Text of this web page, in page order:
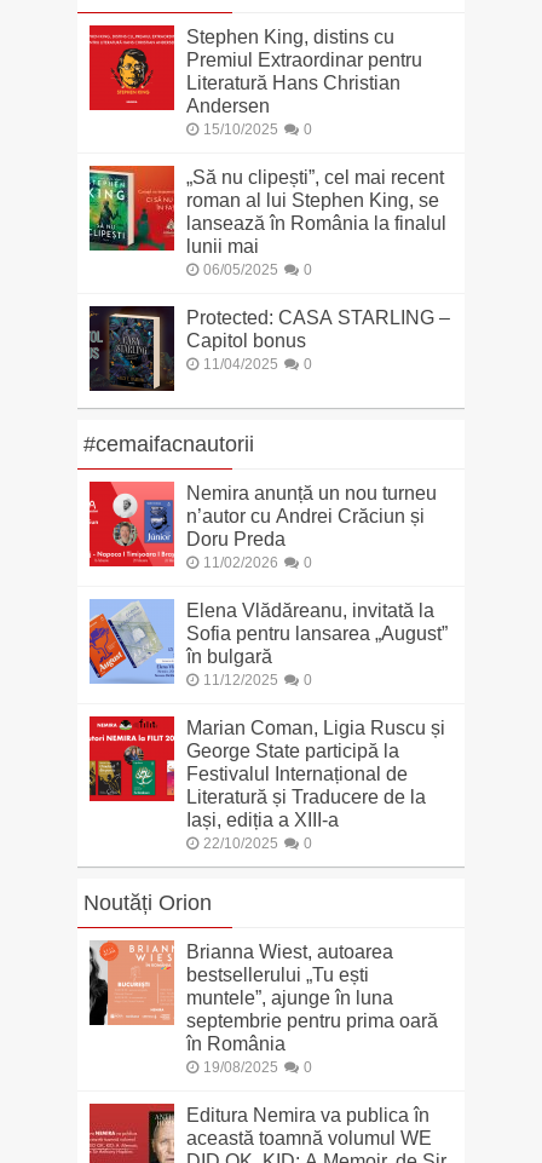
Stephen King, distins cu
Premiul Extraordinar pentru
Literatură Hans Christian
Andersen
15/10/2025 0
„Să nu clipești”, cel mai recent
roman al lui Stephen King, se
lansează în România la finalul
lunii mai
06/05/2025 0
Protected: CASA STARLING –
Capitol bonus
11/04/2025 0
#cemaifacnautorii
Nemira anunță un nou turneu
n’autor cu Andrei Crăciun și
Doru Preda
11/02/2026 0
Elena Vlădăreanu, invitată la
Sofia pentru lansarea „August”
în bulgară
11/12/2025 0
Marian Coman, Ligia Ruscu și
George State participă la
Festivalul Internațional de
Literatură și Traducere de la
Iași, ediția a XIII-a
22/10/2025 0
Noutăți Orion
Brianna Wiest, autoarea
bestsellerului „Tu ești
muntele”, ajunge în luna
septembrie pentru prima oară
în România
19/08/2025 0
Editura Nemira va publica în
această toamnă volumul WE